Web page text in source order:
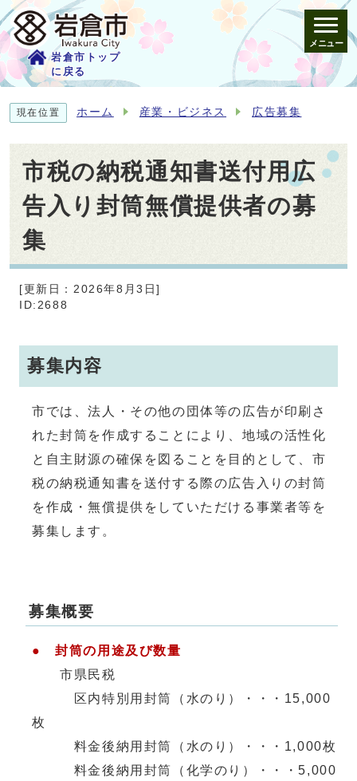
岩倉市トップ
に戻る
メニュー
現在位置 ホーム 産業・ビジネス 広告募集
市税の納税通知書送付用広
告入り封筒無償提供者の募
集
[更新日：2026年8月3日]
ID:2688
募集内容
市では、法人・その他の団体等の広告が印刷さ
れた封筒を作成することにより、地域の活性化
と自主財源の確保を図ることを目的として、市
税の納税通知書を送付する際の広告入りの封筒
を作成・無償提供をしていただける事業者等を
募集します。
募集概要
● 封筒の用途及び数量
市県民税
区内特別用封筒（水のり）・・・15,000
枚
料金後納用封筒（水のり）・・・1,000枚
料金後納用封筒（化学のり）・・・5,000